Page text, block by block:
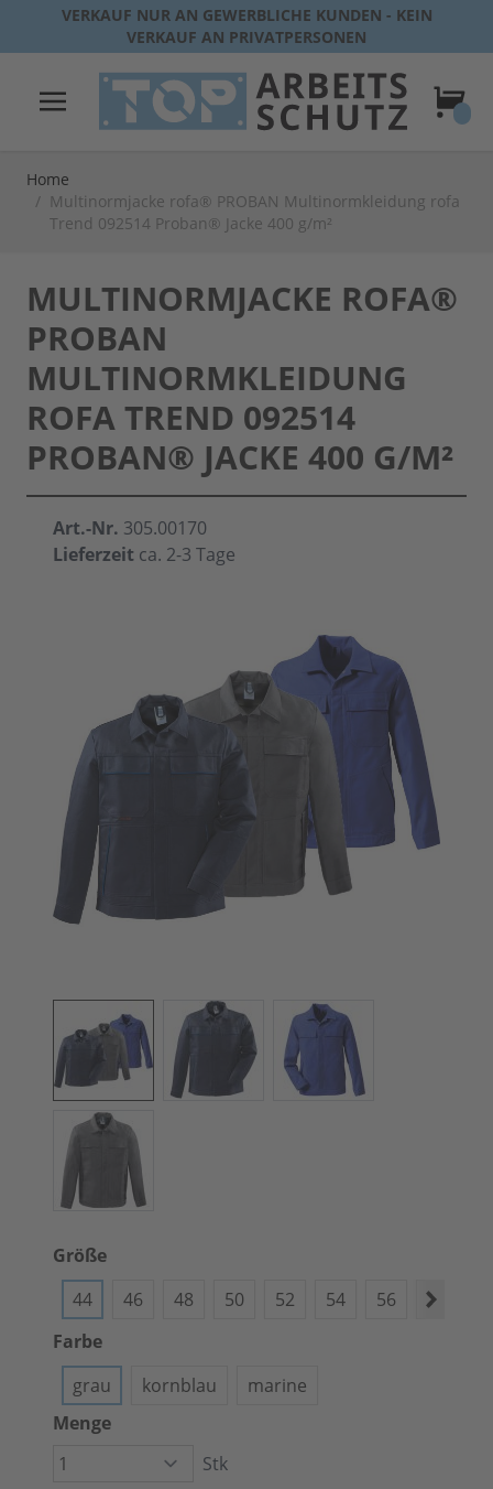
Direkt zum Inhalt
VERKAUF NUR AN GEWERBLICHE KUNDEN - KEIN
VERKAUF AN PRIVATPERSONEN
Home
/ Multinormjacke rofa® PROBAN Multinormkleidung rofa
Trend 092514 Proban® Jacke 400 g/m²
MULTINORMJACKE ROFA®
PROBAN
MULTINORMKLEIDUNG
ROFA TREND 092514
PROBAN® JACKE 400 G/M²
Art.-Nr. 305.00170
Lieferzeit ca. 2-3 Tage
Größe
44
46 48 50 52 54 56 58
Farbe
grau
kornblau
marine
Menge
Stk